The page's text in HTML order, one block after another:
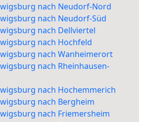
nach Neudorf-Nord
nach Neudorf-Süd
nach Dellviertel
nach Hochfeld
nach Wanheimerort
nach Rheinhausen-
nach Hochemmerich
nach Bergheim
nach Friemersheim